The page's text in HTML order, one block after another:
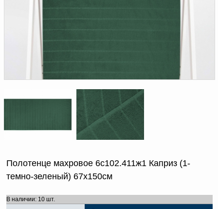
персональными данными
Письмо руководителю
Вопросы и ответы
Новости | Статьи
Полотенце махровое 6с102.411ж1 Каприз (1-
темно-зеленый) 67х150см
В наличии: 10 шт.